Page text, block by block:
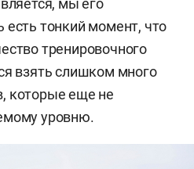
тонкий момент, что
тренировочного
взять слишком много
которые еще не
уровню.